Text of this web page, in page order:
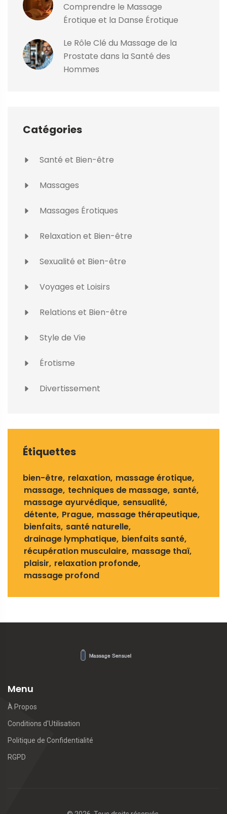
Comprendre le Massage
Érotique et la Danse Érotique
Le Rôle Clé du Massage de la
Prostate dans la Santé des
Hommes
Catégories
Santé et Bien-être
Massages
Massages Érotiques
Relaxation et Bien-être
Sexualité et Bien-être
Voyages et Loisirs
Relations et Bien-être
Style de Vie
Érotisme
Divertissement
Étiquettes
bien-être relaxation massage érotique
massage techniques de massage santé
massage ayurvédique sensualité
détente Prague massage thérapeutique
bienfaits santé naturelle
drainage lymphatique bienfaits santé
récupération musculaire massage thaï
plaisir relaxation profonde
massage profond
Menu
À Propos
Conditions d'Utilisation
Politique de Confidentialité
RGPD